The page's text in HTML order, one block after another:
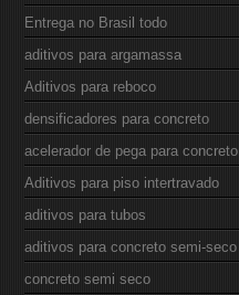
Entrega no Brasil todo
aditivos para argamassa
Aditivos para reboco
densificadores para concreto
acelerador de pega para concreto
Aditivos para piso intertravado
aditivos para tubos
aditivos para concreto semi-seco
concreto semi seco